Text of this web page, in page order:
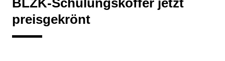
BLZK-Schulungskoffer jetzt
preisgekrönt